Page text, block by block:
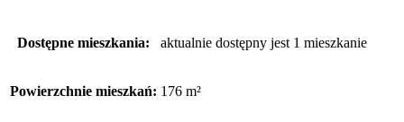
Dostępne mieszkania: aktualnie dostępny jest 1 mieszkanie
Powierzchnie mieszkań: 176 m²